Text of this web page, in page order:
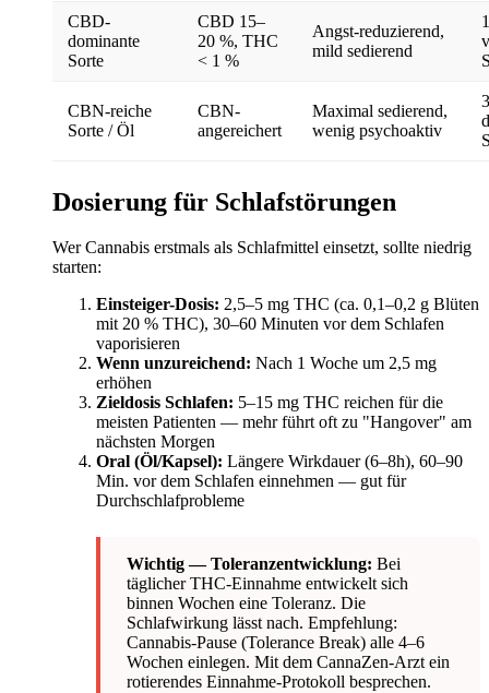
CBD-
dominante
Sorte
CBD 15–
20 %, THC
< 1 %
Angst-reduzierend,
mild sedierend
CBN-reiche
Sorte / Öl
CBN-
angereichert
Maximal sedierend,
wenig psychoaktiv
Dosierung für Schlafstörungen
Wer Cannabis erstmals als Schlafmittel einsetzt, sollte niedrig
starten:
Einsteiger-Dosis: 2,5–5 mg THC (ca. 0,1–0,2 g Blüten
mit 20 % THC), 30–60 Minuten vor dem Schlafen
vaporisieren
Wenn unzureichend: Nach 1 Woche um 2,5 mg
erhöhen
Zieldosis Schlafen: 5–15 mg THC reichen für die
meisten Patienten — mehr führt oft zu "Hangover" am
nächsten Morgen
Oral (Öl/Kapsel): Längere Wirkdauer (6–8h), 60–90
Min. vor dem Schlafen einnehmen — gut für
Durchschlafprobleme
Wichtig — Toleranzentwicklung: Bei
täglicher THC-Einnahme entwickelt sich
binnen Wochen eine Toleranz. Die
Schlafwirkung lässt nach. Empfehlung:
Cannabis-Pause (Tolerance Break) alle 4–6
Wochen einlegen. Mit dem CannaZen-Arzt ein
rotierendes Einnahme-Protokoll besprechen.